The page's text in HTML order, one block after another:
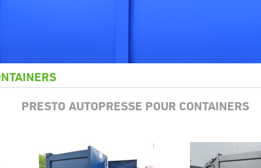
PRESTO AUTOPRESSE POUR CONTAINERS